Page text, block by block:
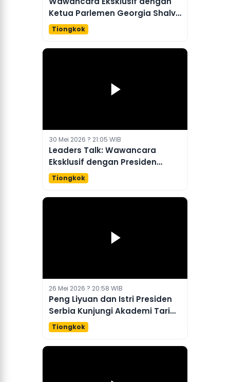
Ketua Parlemen Georgia Shalva
Papuashvili
Tiongkok
30 Mei 2026 ? 21:05 WIB
Leaders Talk: Wawancara
Eksklusif dengan Presiden
Serbia
Tiongkok
26 Mei 2026 ? 20:58 WIB
Peng Liyuan dan Istri Presiden
Serbia Kunjungi Akademi Tari
Beijing
Tiongkok